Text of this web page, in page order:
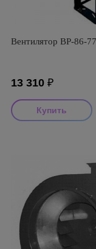
Вентилятор ВР-86-
13 310 ₽